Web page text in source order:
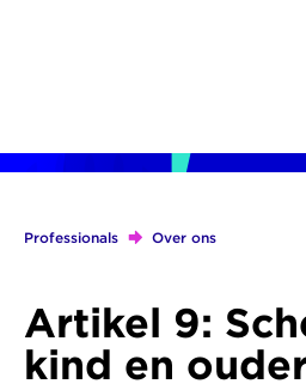
inhoud
Professionals Over ons
Artikel 9:
kind en